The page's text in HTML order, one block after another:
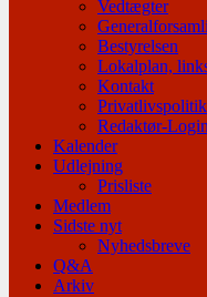
Vedtægter
Bestyrelsen
Lokalplan,
Kontakt
Privatlivspolitik
Redaktør-Login
Kalender
Udlejning
Prisliste
Medlem
Sidste nyt
Nyhedsbreve
Q&A
Arkiv